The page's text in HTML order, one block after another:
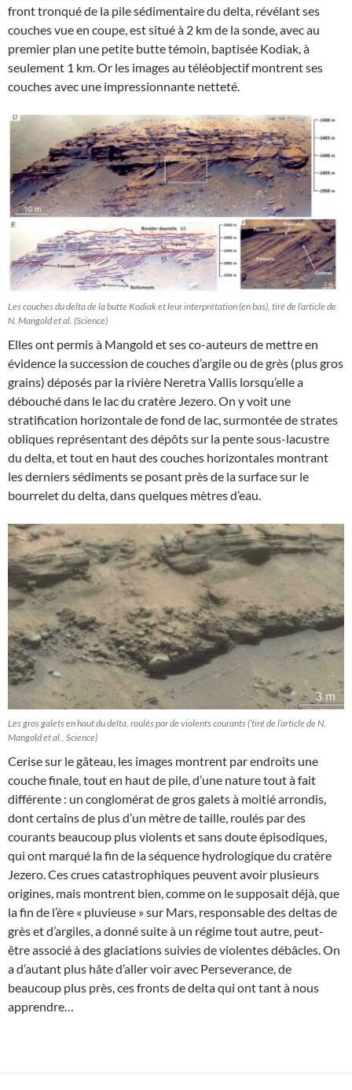
front tronqué de la pile sédimentaire du delta, révélant ses
couches vue en coupe, est situé à 2 km de la sonde, avec au
premier plan une petite butte témoin, baptisée Kodiak, à
seulement 1 km. Or les images au téléobjectif montrent ses
couches avec une impressionnante netteté.
Les couches du delta de la butte Kodiak et leur interprétation (en bas), tiré de l’article de
N. Mangold et al. (Science)
Elles ont permis à Mangold et ses co-auteurs de mettre en
évidence la succession de couches d’argile ou de grès (plus gros
grains) déposés par la rivière Neretra Vallis lorsqu’elle a
débouché dans le lac du cratère Jezero. On y voit une
stratification horizontale de fond de lac, surmontée de strates
obliques représentant des dépôts sur la pente sous-lacustre
du delta, et tout en haut des couches horizontales montrant
les derniers sédiments se posant près de la surface sur le
bourrelet du delta, dans quelques mètres d’eau.
Les gros galets en haut du delta, roulés par de violents courants (‘tiré de l’article de N.
Mangold et al., Science)
Cerise sur le gâteau, les images montrent par endroits une
couche finale, tout en haut de pile, d’une nature tout à fait
différente : un conglomérat de gros galets à moitié arrondis,
dont certains de plus d’un mètre de taille, roulés par des
courants beaucoup plus violents et sans doute épisodiques,
qui ont marqué la fin de la séquence hydrologique du cratère
Jezero. Ces crues catastrophiques peuvent avoir plusieurs
origines, mais montrent bien, comme on le supposait déjà, que
la fin de l’ère « pluvieuse » sur Mars, responsable des deltas de
grès et d’argiles, a donné suite à un régime tout autre, peut-
être associé à des glaciations suivies de violentes débâcles. On
a d’autant plus hâte d’aller voir avec Perseverance, de
beaucoup plus près, ces fronts de delta qui ont tant à nous
apprendre…